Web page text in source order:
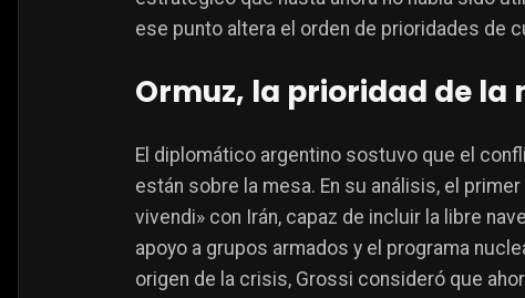
ese punto altera el orden de prioridades de
Ormuz, la prioridad de la
El diplomático argentino sostuvo que el
están sobre la mesa. En su análisis, el
vivendi» con Irán, capaz de incluir la libre
apoyo a grupos armados y el programa
origen de la crisis, Grossi consideró que